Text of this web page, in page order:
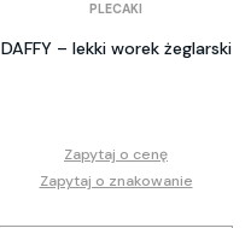
PLECAKI
DAFFY – lekki worek żeglarski
Zapytaj o cenę
Zapytaj o znakowanie